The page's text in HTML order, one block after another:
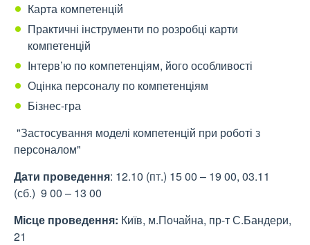
Карта компетенцій
Практичні інструменти по розробці карти
компетенцій
Інтерв’ю по компетенціям, його особливості
Оцінка персоналу по компетенціям
Бізнес-гра
"Застосування моделі компетенцій при роботі з
персоналом"
Дати проведення: 12.10 (пт.) 15 00 – 19 00, 03.11
(сб.) 9 00 – 13 00
Місце проведення: Київ, м.Почайна, пр-т С.Бандери,
21